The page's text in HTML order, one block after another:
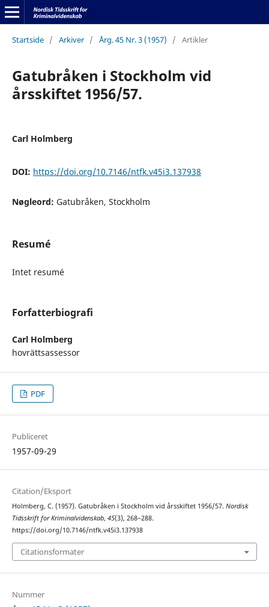
Startside / Arkiver / Årg. 45 Nr. 3 (1957) / Artikler
Gatubråken i Stockholm vid
årsskiftet 1956/57.
Carl Holmberg
DOI: https://doi.org/10.7146/ntfk.v45i3.137938
Nøgleord: Gatubråken, Stockholm
Resumé
Intet resumé
Forfatterbiografi
Carl Holmberg
hovrättsassessor
PDF
Publiceret
1957-09-29
Citation/Eksport
Holmberg, C. (1957). Gatubråken i Stockholm vid årsskiftet 1956/57. Nordisk
Tidsskrift for Kriminalvidenskab, 45(3), 268–288.
https://doi.org/10.7146/ntfk.v45i3.137938
Citationsformater
Nummer